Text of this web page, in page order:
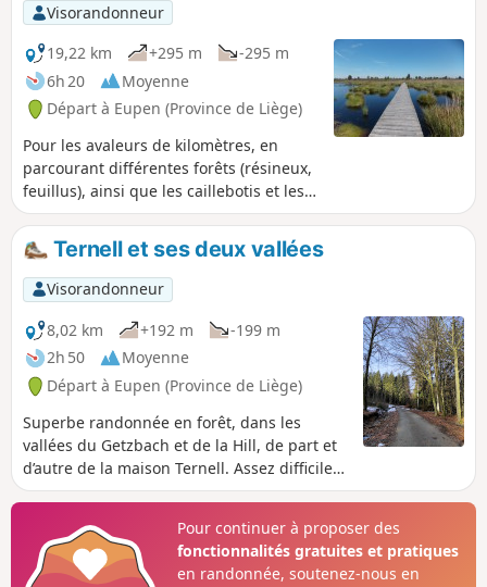
Visorandonneur
19,22 km
+295 m
-295 m
6h 20
Moyenne
Départ à Eupen (Province de Liège)
Pour les avaleurs de kilomètres, en
parcourant différentes forêts (résineux,
feuillus), ainsi que les caillebotis et les
tourbières des Hautes Fagnes.
Ternell et ses deux vallées
Visorandonneur
8,02 km
+192 m
-199 m
2h 50
Moyenne
Départ à Eupen (Province de Liège)
Superbe randonnée en forêt, dans les
vallées du Getzbach et de la Hill, de part et
d’autre de la maison Ternell. Assez difficile
car elle comporte de nombreux sentiers
racines.
Pour continuer à proposer des
fonctionnalités gratuites et pratiques
en randonnée, soutenez-nous en